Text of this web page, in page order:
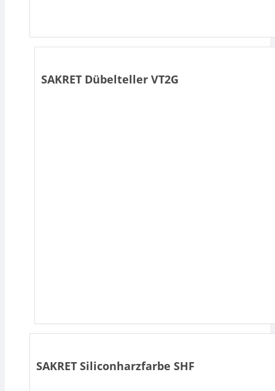
SAKRET Dübelteller VT2G
SAKRET Siliconharzfarbe SHF